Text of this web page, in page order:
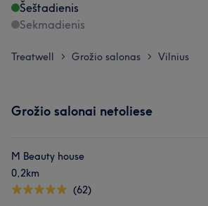
Šeštadienis
Sekmadienis
Treatwell > Grožio salonas > Vilnius
Grožio salonai netoliese
M Beauty house
0,2km
(62)